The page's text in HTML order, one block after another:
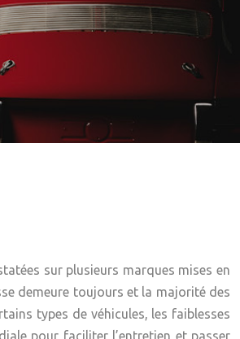
sur plusieurs marques mises en
demeure toujours et la majorité des
types de véhicules, les faiblesses
pour faciliter l’entretien et passer